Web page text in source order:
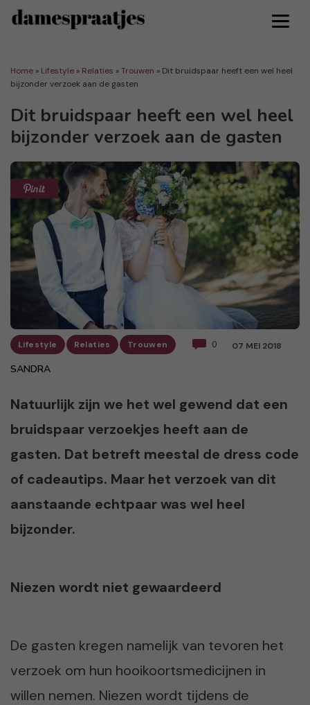
Home » Lifestyle » Relaties »Trouwen » Dit bruidspaar heeft een wel heel
bijzonder verzoek aan de gasten
Dit bruidspaar heeft een wel heel
bijzonder verzoek aan de gasten
Lifestyle Relaties Trouwen 0 07 MEI 2018
SANDRA
Natuurlijk zijn we het wel gewend dat een
bruidspaar verzoekjes heeft aan de
gasten. Dat betreft meestal de dress code
of cadeautips. Maar het verzoek van dit
aanstaande echtpaar was wel heel
bijzonder.
Niezen wordt niet gewaardeerd
De gasten kregen namelijk van tevoren het
verzoek om hun hooikoortsmedicijnen in
willen nemen. Niezen wordt tijdens de